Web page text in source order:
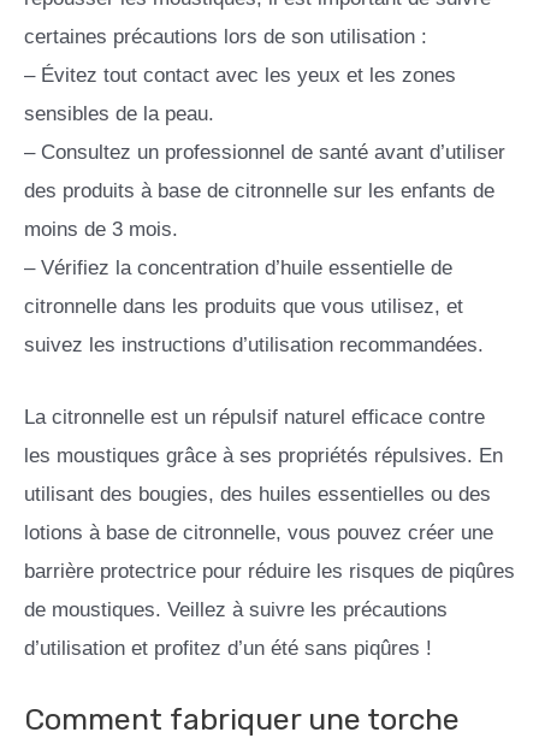
certaines précautions lors de son utilisation :
– Évitez tout contact avec les yeux et les zones
sensibles de la peau.
– Consultez un professionnel de santé avant d’utiliser
des produits à base de citronnelle sur les enfants de
moins de 3 mois.
– Vérifiez la concentration d’huile essentielle de
citronnelle dans les produits que vous utilisez, et
suivez les instructions d’utilisation recommandées.
La citronnelle est un répulsif naturel efficace contre
les moustiques grâce à ses propriétés répulsives. En
utilisant des bougies, des huiles essentielles ou des
lotions à base de citronnelle, vous pouvez créer une
barrière protectrice pour réduire les risques de piqûres
de moustiques. Veillez à suivre les précautions
d’utilisation et profitez d’un été sans piqûres !
Comment fabriquer une torche